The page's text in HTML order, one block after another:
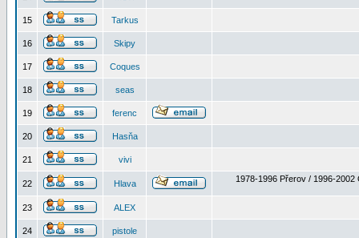
15 Tarkus
16 Skipy
17 Coques
18 seas
19 ferenc
20 Hasňa
21 vivi
22 Hlava 1978-1996 Přerov / 1996-2002
23 ALEX
24 pistole